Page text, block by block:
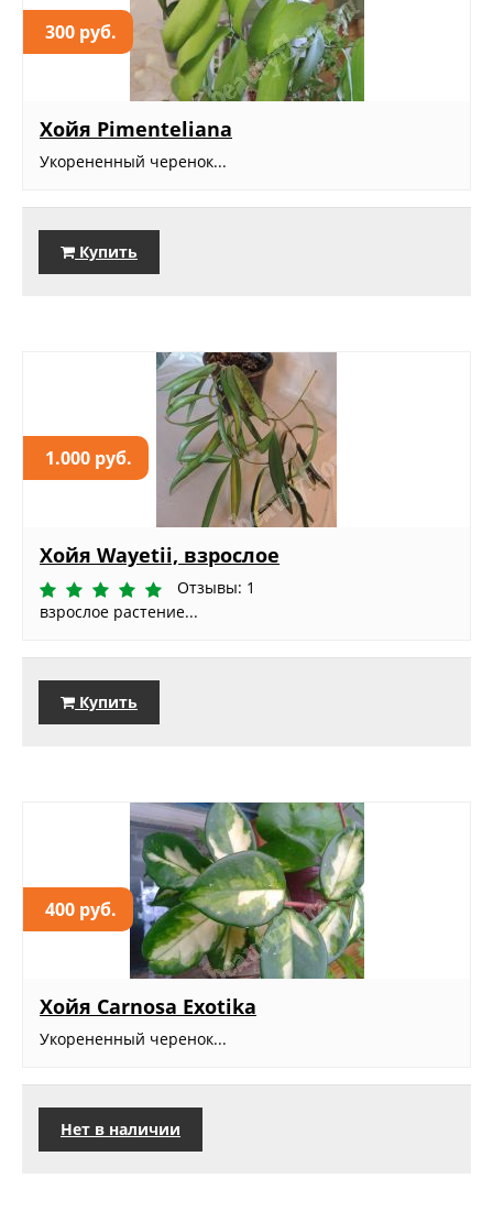
300 руб.
Хойя Pimenteliana
Укорененный черенок...
Купить
1.000 руб.
Хойя Wayetii, взрослое
Отзывы: 1
взрослое растение...
Купить
400 руб.
Хойя Carnosa Exotika
Укорененный черенок...
Нет в наличии